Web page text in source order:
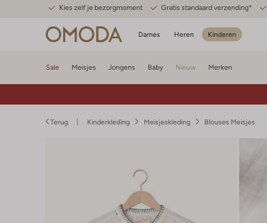
Kies zelf je bezorgmoment Gratis standaard verzending*
Dames Heren Kinderen
Sale Meisjes Jongens Baby Nieuw Merken
Terug Kinderkleding Meisjeskleding Blouses Meisjes